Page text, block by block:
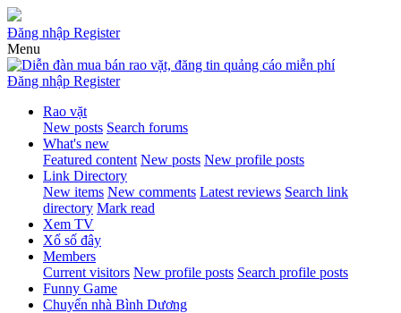
Đăng nhập Register
Menu
Đăng nhập Register
Rao vặt
New posts Search forums
What's new
Featured content New posts New profile posts
Link Directory
New items New comments Latest reviews Search link
directory Mark read
Xem TV
Xổ số đây
Members
Current visitors New profile posts Search profile posts
Funny Game
Chuyển nhà Bình Dương